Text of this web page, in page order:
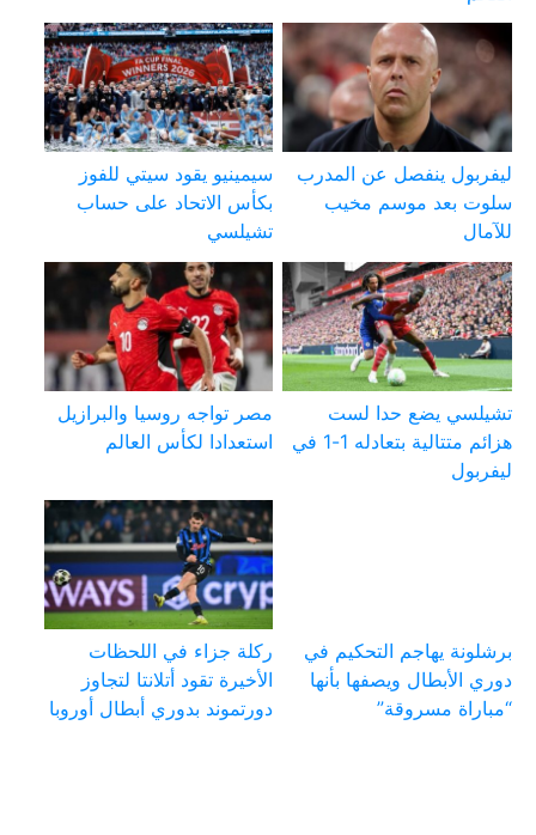
ليفربول ينفصل عن المدرب
سلوت بعد موسم مخيب
للآمال
سيمينيو يقود سيتي للفوز
بكأس الاتحاد على حساب
تشيلسي
تشيلسي يضع حدا لست
هزائم متتالية بتعادله 1-1 في
ليفربول
مصر تواجه روسيا والبرازيل
استعدادا لكأس العالم
برشلونة يهاجم التحكيم في
دوري الأبطال ويصفها بأنها
“مباراة مسروقة”
ركلة جزاء في اللحظات
الأخيرة تقود أتلانتا لتجاوز
دورتموند بدوري أبطال أوروبا